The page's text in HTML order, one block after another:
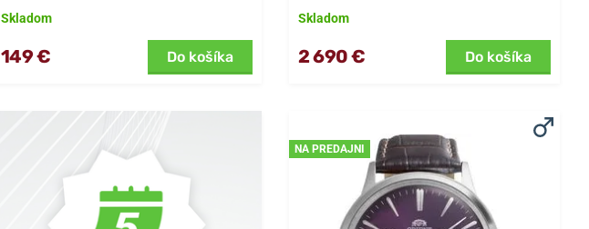
Skladom
149 € Do košíka
Skladom
2 690 € Do košíka
NA PREDAJNI